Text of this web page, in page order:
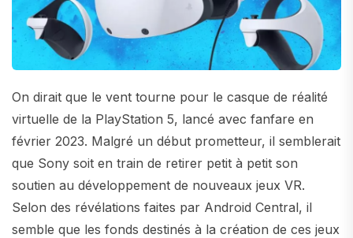
On dirait que le vent tourne pour le casque de réalité
virtuelle de la PlayStation 5, lancé avec fanfare en
février 2023. Malgré un début prometteur, il semblerait
que Sony soit en train de retirer petit à petit son
soutien au développement de nouveaux jeux VR.
Selon des révélations faites par Android Central, il
semble que les fonds destinés à la création de ces jeux